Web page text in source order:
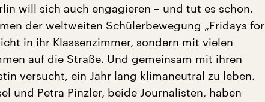
will sich auch engagieren – und tut es schon.
der weltweiten Schülerbewegung „Fridays for
in ihr Klassenzimmer, sondern mit vielen
auf die Straße. Und gemeinsam mit ihren
versucht, ein Jahr lang klimaneutral zu leben.
und Petra Pinzler, beide Journalisten, haben